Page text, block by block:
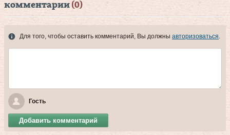
комментарии (0)
Для того, чтобы оставить комментарий, Вы должны авторизоваться.
Гость
Добавить комментарий